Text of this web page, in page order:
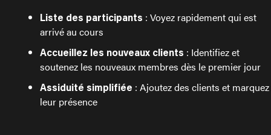
Liste des participants : Voyez rapidement qui est
arrivé au cours
Accueillez les nouveaux clients : Identifiez et
soutenez les nouveaux membres dès le premier jour
Assiduité simplifiée : Ajoutez des clients et marquez
leur présence